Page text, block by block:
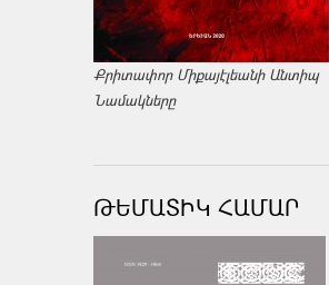
Քրիտափոր Միքայէլեանի Անտիպ
Նամակները
ԹԵՄԱՏԻԿ ՀԱՄԱՐ